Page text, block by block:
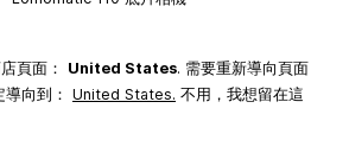
頁面： United States. 需要重新導向頁面
向到： United States. 不用，我想留在這